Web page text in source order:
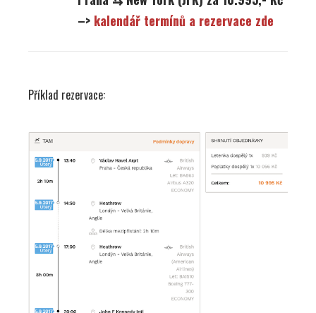
–> kalendář termínů a rezervace zde
Příklad rezervace: